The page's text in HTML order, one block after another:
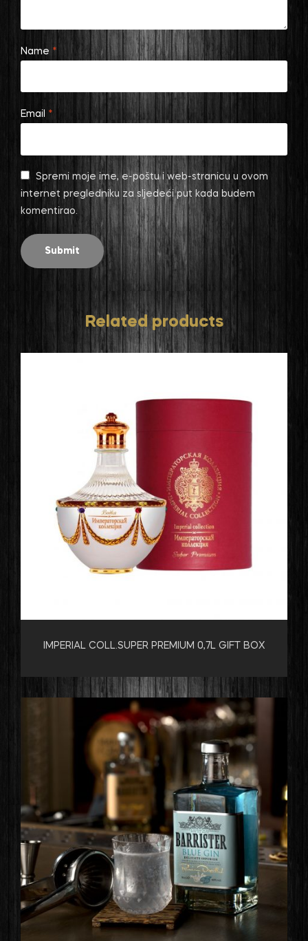
Name *
Email *
Spremi moje ime, e-poštu i web-stranicu u ovom
internet pregledniku za sljedeći put kada budem
komentirao.
Related products
IMPERIAL COLL.SUPER PREMIUM 0,7L GIFT BOX